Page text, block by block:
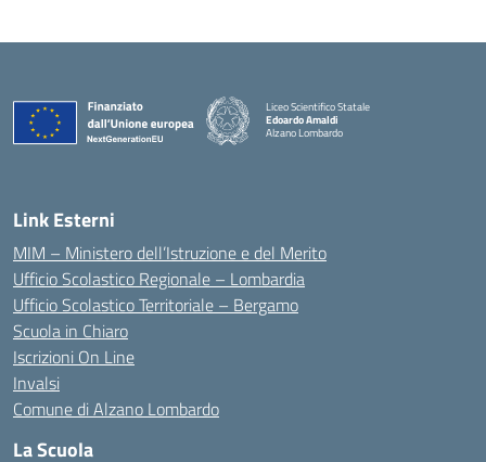
Liceo Scientifico Statale
Edoardo Amaldi
Alzano Lombardo
Link Esterni
MIM – Ministero dell’Istruzione e del Merito
Ufficio Scolastico Regionale – Lombardia
Ufficio Scolastico Territoriale – Bergamo
Scuola in Chiaro
Iscrizioni On Line
Invalsi
Comune di Alzano Lombardo
La Scuola